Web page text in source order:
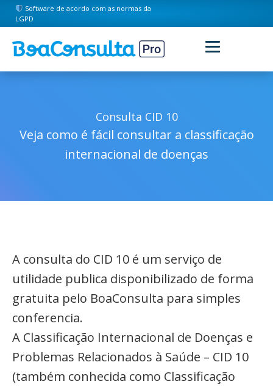
Software de acordo com as normas da
LGPD
Consulta CID 10
Veja como é fácil consultar a classificação
internacional de doenças
A consulta do CID 10 é um serviço de
utilidade publica disponibilizado de forma
gratuita pelo BoaConsulta para simples
conferencia.
A Classificação Internacional de Doenças e
Problemas Relacionados à Saúde – CID 10
(também conhecida como Classificação